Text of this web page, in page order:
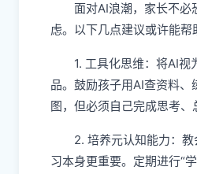
面对AI浪潮，家长不必
虑。以下几点建议或许能帮
1. 工具化思维：将AI视
品。鼓励孩子用AI查资料、
图，但必须自己完成思考、
2. 培养元认知能力：
习本身更重要。定期进行“